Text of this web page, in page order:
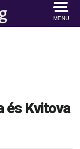
MENU
és Kvitova